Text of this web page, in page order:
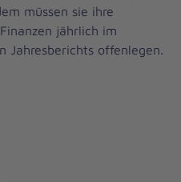
müssen sie ihre
jährlich im
Jahresberichts offenlegen.